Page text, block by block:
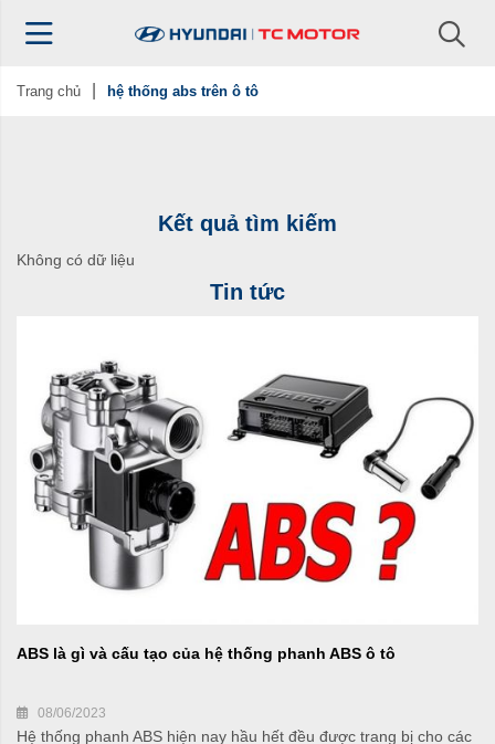
Trang chủ hệ thống abs trên ô tô
Kết quả tìm kiếm
Không có dữ liệu
Tin tức
ABS là gì và cấu tạo của hệ thống phanh ABS ô tô
08/06/2023
Hệ thống phanh ABS hiện nay hầu hết đều được trang bị cho các